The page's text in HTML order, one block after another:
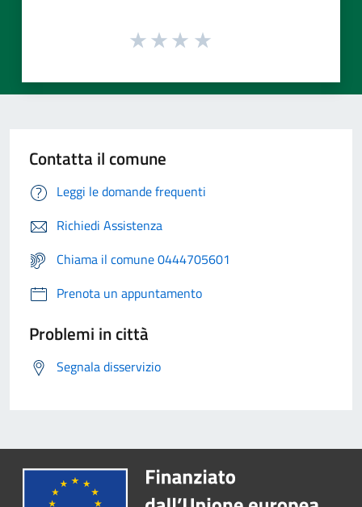
Contatta il comune
Leggi le domande frequenti
Richiedi Assistenza
Chiama il comune 0444705601
Prenota un appuntamento
Problemi in città
Segnala disservizio